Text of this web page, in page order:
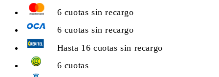
6 cuotas sin recargo
6 cuotas sin recargo
Hasta 16 cuotas sin recargo
6 cuotas